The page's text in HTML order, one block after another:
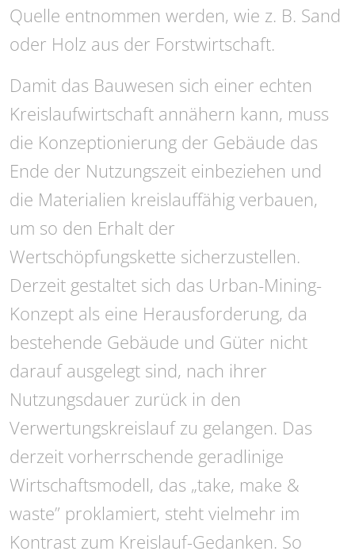
Quelle entnommen werden, wie z. B. Sand
oder Holz aus der Forstwirtschaft.
Damit das Bauwesen sich einer echten
Kreislaufwirtschaft annähern kann, muss
die Konzeptionierung der Gebäude das
Ende der Nutzungszeit einbeziehen und
die Materialien kreislauffähig verbauen,
um so den Erhalt der
Wertschöpfungskette sicherzustellen.
Derzeit gestaltet sich das Urban-Mining-
Konzept als eine Herausforderung, da
bestehende Gebäude und Güter nicht
darauf ausgelegt sind, nach ihrer
Nutzungsdauer zurück in den
Verwertungskreislauf zu gelangen. Das
derzeit vorherrschende geradlinige
Wirtschaftsmodell, das „take, make &
waste” proklamiert, steht vielmehr im
Kontrast zum Kreislauf-Gedanken. So